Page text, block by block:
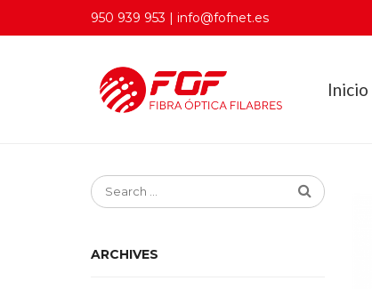
950 939 953 | info@fofnet.es
Inicio
ARCHIVES